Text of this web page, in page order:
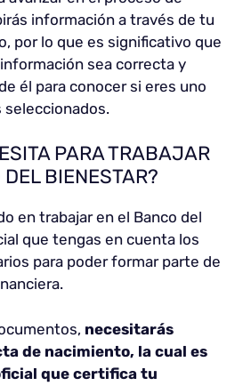
información a través de tu
por lo que es significativo que
sea correcta y
él para conocer si eres uno
seleccionados.
PARA TRABAJAR
BIENESTAR?
en trabajar en el Banco del
que tengas en cuenta los
para poder formar parte de
necesitarás
de nacimiento, la cual es
que certifica tu